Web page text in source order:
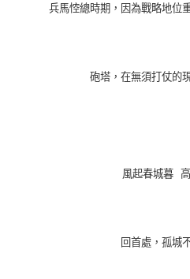
兵馬悾總時期，因為戰略地位
砲塔，在無須打仗的
風起春城暮
回首處，孤城